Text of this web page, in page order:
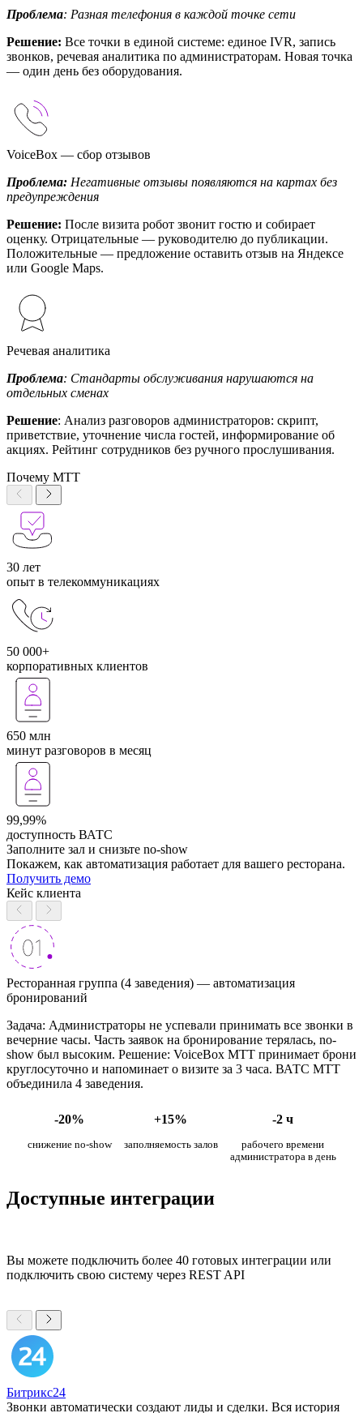
Проблема: Разная телефония в каждой точке сети
Решение: Все точки в единой системе: единое IVR, запись
звонков, речевая аналитика по администраторам. Новая точка
— один день без оборудования.
VoiceBox — сбор отзывов
Проблема: Негативные отзывы появляются на картах без
предупреждения
Решение: После визита робот звонит гостю и собирает
оценку. Отрицательные — руководителю до публикации.
Положительные — предложение оставить отзыв на Яндексе
или Google Maps.
Речевая аналитика
Проблема: Стандарты обслуживания нарушаются на
отдельных сменах
Решение: Анализ разговоров администраторов: скрипт,
приветствие, уточнение числа гостей, информирование об
акциях. Рейтинг сотрудников без ручного прослушивания.
Почему МТТ
30 лет
опыт в телекоммуникациях
50 000+
корпоративных клиентов
650 млн
минут разговоров в месяц
99,99%
доступность ВАТС
Заполните зал и снизьте no-show
Покажем, как автоматизация работает для вашего ресторана.
Получить демо
Кейс клиента
Ресторанная группа (4 заведения) — автоматизация
бронирований
Задача: Администраторы не успевали принимать все звонки в
вечерние часы. Часть заявок на бронирование терялась, no-
show был высоким. Решение: VoiceBox МТТ принимает брони
круглосуточно и напоминает о визите за 3 часа. ВАТС МТТ
объединила 4 заведения.
-20% +15% -2 ч
снижение no-show заполняемость залов
рабочего времени
администратора в день
Доступные интеграции
Вы можете подключить более 40 готовых интеграции или
подключить свою систему через REST API
Битрикс24
Звонки автоматически создают лиды и сделки. Вся история